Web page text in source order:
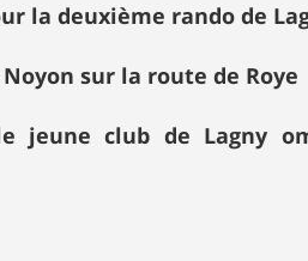
la deuxième rando de
sur la route de Roye
jeune club de Lagny